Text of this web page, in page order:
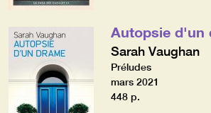
Autopsie d'un
Sarah Vaughan
Préludes
mars 2021
448 p.